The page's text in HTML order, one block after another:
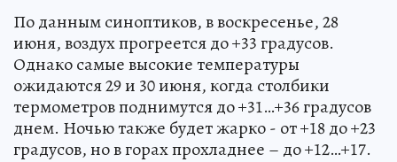
По данным синоптиков, в воскресенье, 28
июня, воздух прогреется до +33 градусов.
Однако самые высокие температуры
ожидаются 29 и 30 июня, когда столбики
термометров поднимутся до +31…+36 градусов
днем. Ночью также будет жарко - от +18 до +23
градусов, но в горах прохладнее – до +12…+17.